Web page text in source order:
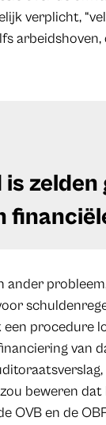
verplicht,
is
ander
procedure
van
beweren
OVB en de